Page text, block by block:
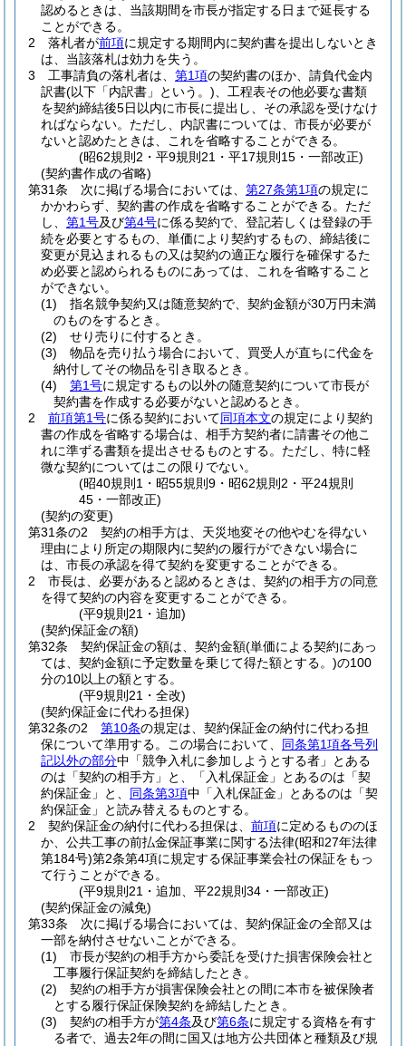
認めるときは、当該期間を市長が指定する日まで延長する
ことができる。
2
落札者が前項に規定する期間内に契約書を提出しないとき
は、当該落札は効力を失う。
3
工事請負の落札者は、 第1項の契約書のほか、請負代金内
訳書(以下「内訳書」という。) 、工程表その他必要な書類
を契約締結後5日以内に市長に提出し、その承認を受けなけ
ればならない。 ただし、内訳書については、市長が必要が
ないと認めたときは、これを省略することができる。
(昭62規則2・平9規則21・平17規則15・一部改正)
(契約書作成の省略)
第31条
次に掲げる場合においては、 第27条第1項の規定に
かかわらず、契約書の作成を省略することができる。 ただ
し、 第1号及び第4号に係る契約で、登記若しくは登録の手
続を必要とするもの、単価により契約するもの、締結後に
変更が見込まれるもの又は契約の適正な履行を確保するた
め必要と認められるものにあっては、これを省略すること
ができない。
(1)
指名競争契約又は随意契約で、契約金額が30万円未満
のものをするとき。
(2)
せり売りに付するとき。
(3)
物品を売り払う場合において、買受人が直ちに代金を
納付してその物品を引き取るとき。
(4)
第1号に規定するもの以外の随意契約について市長が
契約書を作成する必要がないと認めるとき。
2
前項第1号に係る契約において同項本文の規定により契約
書の作成を省略する場合は、相手方契約者に請書その他こ
れに準ずる書類を提出させるものとする。 ただし、特に軽
微な契約についてはこの限りでない。
(昭40規則1・昭55規則9・昭62規則2・平24規則
45・一部改正)
(契約の変更)
第31条の2
契約の相手方は、天災地変その他やむを得ない
理由により所定の期限内に契約の履行ができない場合に
は、市長の承認を得て契約を変更することができる。
2
市長は、必要があると認めるときは、契約の相手方の同意
を得て契約の内容を変更することができる。
(平9規則21・追加)
(契約保証金の額)
第32条
契約保証金の額は、契約金額(単価による契約にあっ
ては、契約金額に予定数量を乗じて得た額とする。)の100
分の10以上の額とする。
(平9規則21・全改)
(契約保証金に代わる担保)
第32条の2
第10条の規定は、契約保証金の納付に代わる担
保について準用する。
この場合において、 同条第1項各号列
記以外の部分中「競争入札に参加しようとする者」とある
のは「契約の相手方」と、「入札保証金」とあるのは「契
約保証金」と、 同条第3項中「入札保証金」とあるのは「契
約保証金」と読み替えるものとする。
2
契約保証金の納付に代わる担保は、 前項に定めるもののほ
か、公共工事の前払金保証事業に関する法律(昭和27年法律
第184号)第2条第4項に規定する保証事業会社の保証をもっ
て行うことができる。
(平9規則21・追加、平22規則34・一部改正)
(契約保証金の減免)
第33条
次に掲げる場合においては、契約保証金の全部又は
一部を納付させないことができる。
(1)
市長が契約の相手方から委託を受けた損害保険会社と
工事履行保証契約を締結したとき。
(2)
契約の相手方が損害保険会社との間に本市を被保険者
とする履行保証保険契約を締結したとき。
(3)
契約の相手方が第4条及び第6条に規定する資格を有す
る者で、過去2年の間に国又は地方公共団体と種類及び規